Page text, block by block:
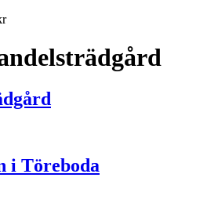
i Töreboda